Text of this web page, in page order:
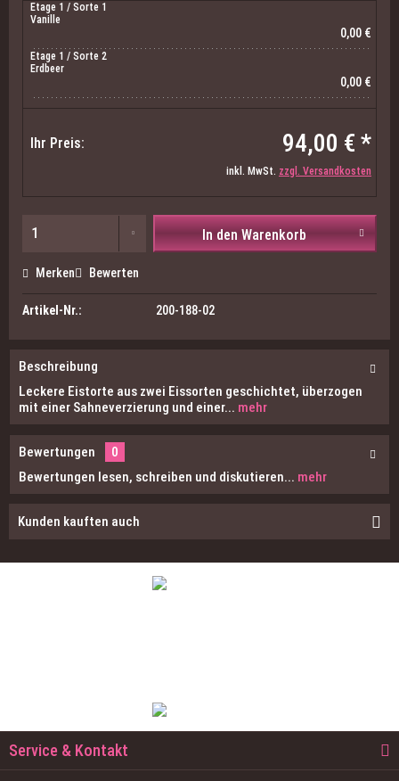
Etage 1 / Sorte 1
Vanille
0,00 €
Etage 1 / Sorte 2
Erdbeer
0,00 €
Ihr Preis: 94,00 € *
inkl. MwSt. zzgl. Versandkosten
In den Warenkorb
Merken Bewerten
Artikel-Nr.: 200-188-02
Beschreibung
Leckere Eistorte aus zwei Eissorten geschichtet, überzogen
mit einer Sahneverzierung und einer... mehr
Bewertungen
0
Bewertungen lesen, schreiben und diskutieren... mehr
Kunden kauften auch
Service & Kontakt